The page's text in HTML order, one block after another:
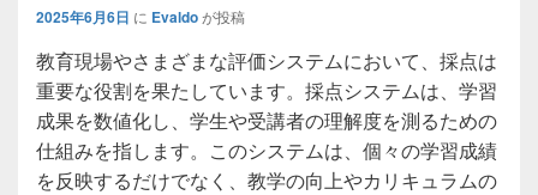
2025年6月6日 に Evaldoが投稿
教育現場やさまざまな評価システムにおいて、採点は
重要な役割を果たしています。 採点システムは、学習
成果を数値化し、学生や受講者の理解度を測るための
仕組みを指します。このシステムは、個々の学習成績
を反映するだけでなく、教学の向上やカリキュラムの